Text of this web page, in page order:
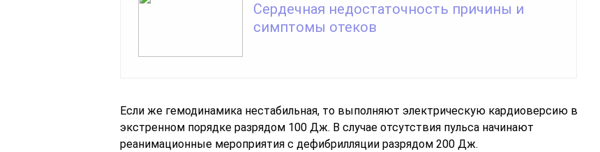
Сердечная недостаточность причины и
симптомы отеков
Если же гемодинамика нестабильная, то выполняют электрическую кардиоверсию в
экстренном порядке разрядом 100 Дж. В случае отсутствия пульса начинают
реанимационные мероприятия с дефибрилляции разрядом 200 Дж.